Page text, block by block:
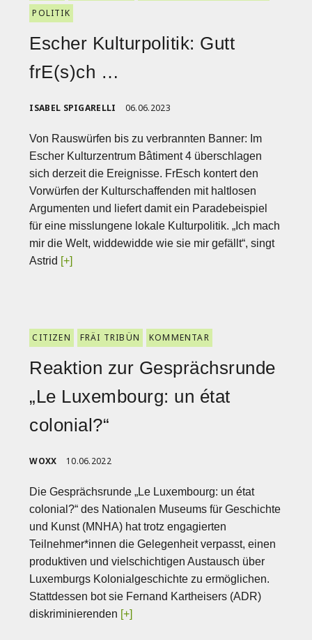
POLITIK
Escher Kulturpolitik: Gutt
frE(s)ch …
ISABEL SPIGARELLI 06.06.2023
Von Rauswürfen bis zu verbrannten Banner: Im
Escher Kulturzentrum Bâtiment 4 überschlagen
sich derzeit die Ereignisse. FrEsch kontert den
Vorwürfen der Kulturschaffenden mit haltlosen
Argumenten und liefert damit ein Paradebeispiel
für eine misslungene lokale Kulturpolitik. „Ich mach
mir die Welt, widdewidde wie sie mir gefällt“, singt
Astrid [+]
CITIZEN FRÄI TRIBÜN KOMMENTAR
Reaktion zur Gesprächsrunde
„Le Luxembourg: un état
colonial?“
WOXX 10.06.2022
Die Gesprächsrunde „Le Luxembourg: un état
colonial?“ des Nationalen Museums für Geschichte
und Kunst (MNHA) hat trotz engagierten
Teilnehmer*innen die Gelegenheit verpasst, einen
produktiven und vielschichtigen Austausch über
Luxemburgs Kolonialgeschichte zu ermöglichen.
Stattdessen bot sie Fernand Kartheisers (ADR)
diskriminierenden [+]